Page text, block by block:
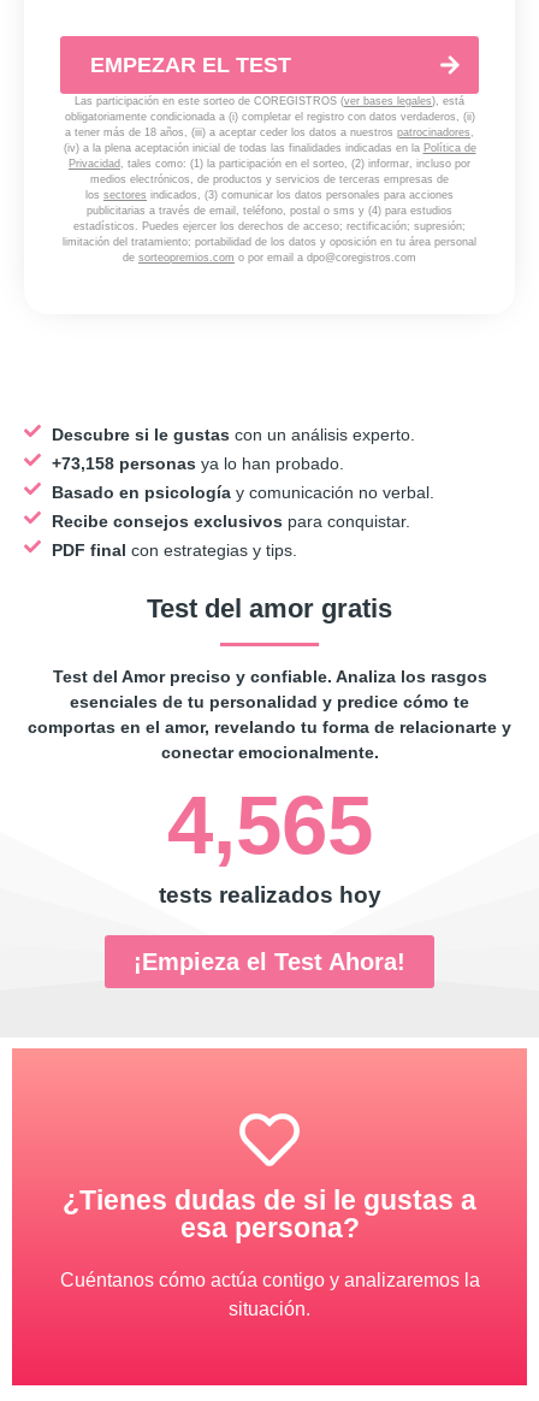
EMPEZAR EL TEST
Las participación en este sorteo de COREGISTROS (ver bases legales), está
obligatoriamente condicionada a (i) completar el registro con datos verdaderos, (ii)
a tener más de 18 años, (iii) a aceptar ceder los datos a nuestros patrocinadores ,
(iv) a la plena aceptación inicial de todas las finalidades indicadas en la Política de
Privacidad , tales como: (1) la participación en el sorteo, (2) informar, incluso por
medios electrónicos, de productos y servicios de terceras empresas de
los sectores indicados, (3) comunicar los datos personales para acciones
publicitarias a través de email, teléfono, postal o sms y (4) para estudios
estadísticos. Puedes ejercer los derechos de acceso; rectificación; supresión;
limitación del tratamiento; portabilidad de los datos y oposición en tu área personal
de sorteopremios.com o por email a dpo@coregistros.com
Descubre si le gustas con un análisis experto.
+73,158 personas ya lo han probado.
Basado en psicologíay comunicación no verbal.
Recibe consejos exclusivos para conquistar.
PDF final con estrategias y tips.
Test del amor gratis
Test del Amor preciso y confiable. Analiza los rasgos
esenciales de tu personalidad y predice cómo te
comportas en el amor, revelando tu forma de relacionarte y
conectar emocionalmente.
tests realizados hoy
4,565
¡Empieza el Test Ahora!
¿Tienes dudas de si le gustas a
esa persona?
Cuéntanos cómo actúa contigo y analizaremos la
situación.